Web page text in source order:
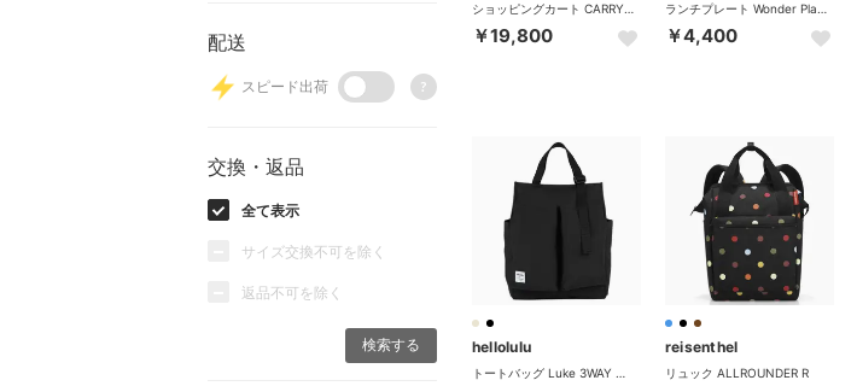
配送
スピード出荷 ?
交換・返品
全て表示
サイズ交換不可を除く
返品不可を除く
￥19,800 ￥4,400
hellolulu reisenthel
リュック ALLROUNDER R